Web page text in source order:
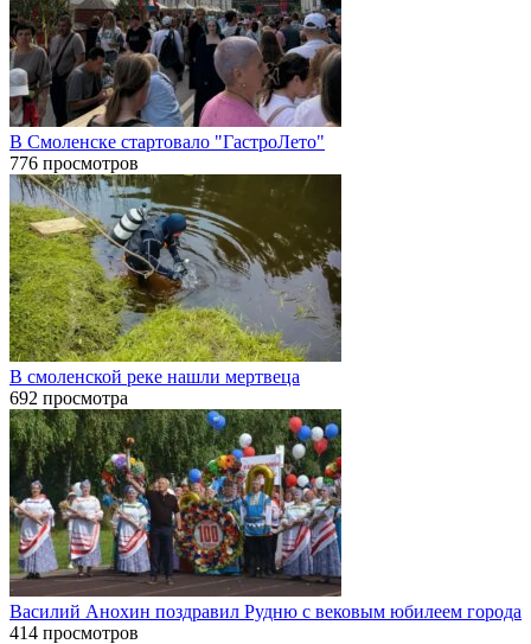
В Смоленске стартовало "ГастроЛето"
776 просмотров
В смоленской реке нашли мертвеца
692 просмотра
Василий Анохин поздравил Рудню с вековым юбилеем города
414 просмотров